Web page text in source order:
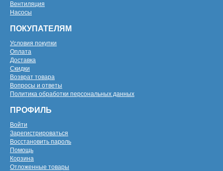
Вентиляция
Насосы
ПОКУПАТЕЛЯМ
Условия покупки
Оплата
Доставка
Скидки
Возврат товара
Вопросы и ответы
Политика обработки персональных данных
ПРОФИЛЬ
Войти
Зарегистрироваться
Восстановить пароль
Помощь
Корзина
Отложенные товары